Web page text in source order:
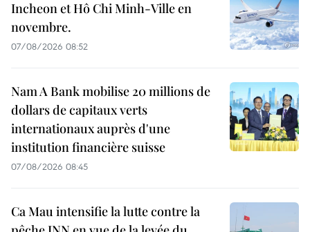
Incheon et Hô Chi Minh-Ville en
novembre.
07/08/2026 08:52
Nam A Bank mobilise 20 millions de
dollars de capitaux verts
internationaux auprès d'une
institution financière suisse
07/08/2026 08:45
Ca Mau intensifie la lutte contre la